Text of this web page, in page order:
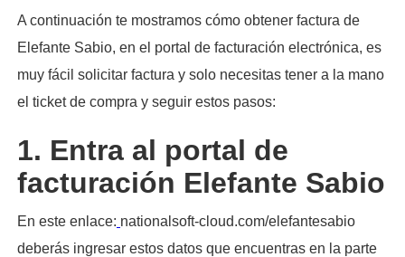
A continuación te mostramos cómo obtener factura de
Elefante Sabio, en el portal de facturación electrónica, es
muy fácil solicitar factura y solo necesitas tener a la mano
el ticket de compra y seguir estos pasos:​
1. Entra al portal de
facturación Elefante Sabio
En este enlace: nationalsoft-cloud.com/elefantesabio
deberás ingresar estos datos que encuentras en la parte